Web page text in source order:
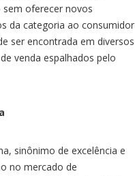
sem oferecer novos
da categoria ao consumidor
ser encontrada em diversos
venda espalhados pelo
sinônimo de excelência e
no mercado de